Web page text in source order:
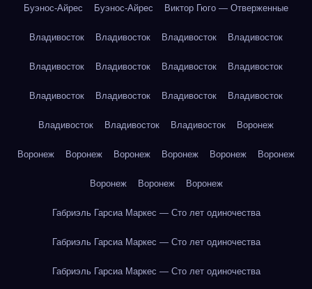
Буэнос-Айрес Буэнос-Айрес Виктор Гюго — Отверженные
Владивосток Владивосток Владивосток Владивосток
Владивосток Владивосток Владивосток Владивосток
Владивосток Владивосток Владивосток Владивосток
Владивосток Владивосток Владивосток Воронеж
Воронеж Воронеж Воронеж Воронеж Воронеж Воронеж
Воронеж Воронеж Воронеж
Габриэль Гарсиа Маркес — Сто лет одиночества
Габриэль Гарсиа Маркес — Сто лет одиночества
Габриэль Гарсиа Маркес — Сто лет одиночества